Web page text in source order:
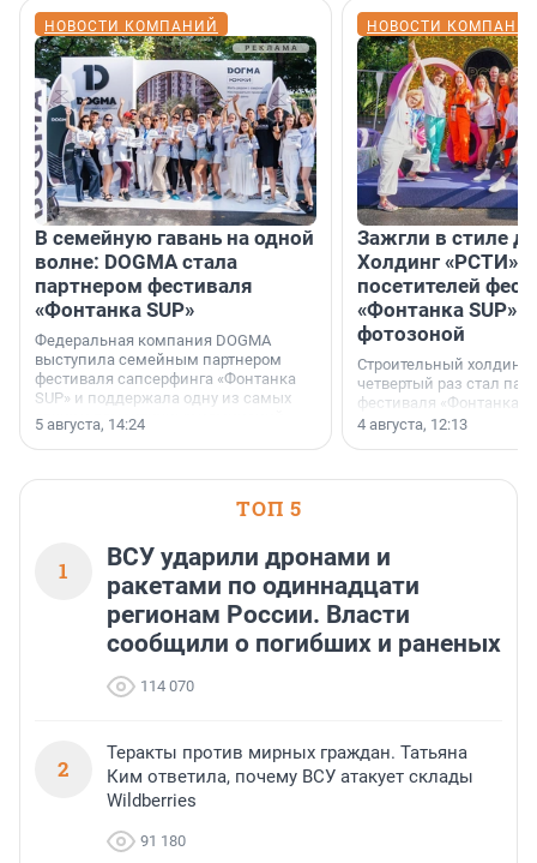
НОВОСТИ КОМПАНИЙ
В семейную гавань на одной
волне: DOGMA стала
партнером фестиваля
«Фонтанка SUP»
Федеральная компания DOGMA
выступила семейным партнером
фестиваля сапсерфинга «Фонтанка
SUP» и поддержала одну из самых
ярких и романтичных номинаций —
«SUP-свадьба».
5 августа, 14:24
НОВОСТИ
Зажгли в стиле
Холдинг «РСТИ»
посетителей
«Фонтанка SUP»
фотозоной
Строительный холдинг
четвертый раз стал
фестиваля «Фонтанка
раз компания
посетителям
4 августа, 12:13
ТОП 5
1
ВСУ ударили дронами и
ракетами по одиннадцати
регионам России. Власти
сообщили о погибших и раненых
114 070
2
Теракты против мирных граждан. Татьяна
Ким ответила, почему ВСУ атакует склады
Wildberries
91 180